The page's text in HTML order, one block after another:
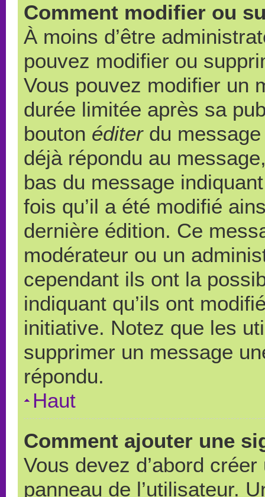
Comment modifier ou
À moins d’être
pouvez modifier ou
Vous pouvez modifier un
durée limitée après sa
bouton éditerdu message
déjà répondu au
bas du message
fois qu’il a été modifié
dernière édition. Ce
modérateur ou un
cependant ils ont la
indiquant qu’ils ont
initiative. Notez que les
supprimer un message
répondu.
Haut
Comment ajouter une
Vous devez d’abord
panneau de l’utilisateur.